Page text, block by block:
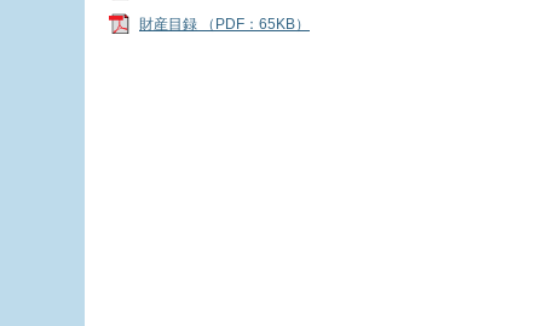
財産目録 （PDF：65KB）